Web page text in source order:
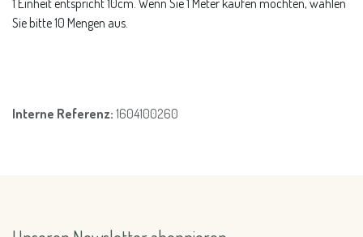
Sie bitte 10 Mengen aus.
Interne Referenz: 1604100260